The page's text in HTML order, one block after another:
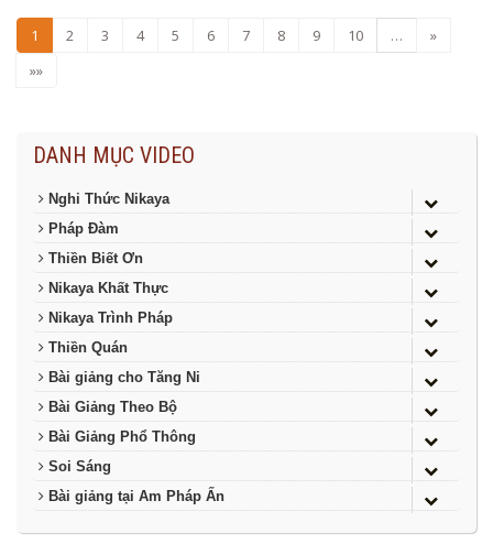
1 2 3 4 5 6 7 8 9 10 …
»
»»
DANH MỤC VIDEO
Nghi Thức Nikaya
Pháp Đàm
Thiền Biết Ơn
Nikaya Khất Thực
Nikaya Trình Pháp
Thiền Quán
Bài giảng cho Tăng Ni
Bài Giảng Theo Bộ
Bài Giảng Phổ Thông
Soi Sáng
Bài giảng tại Am Pháp Ấn